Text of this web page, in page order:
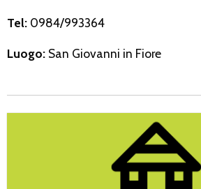
Tel: 0984/993364
Luogo: San Giovanni in Fiore